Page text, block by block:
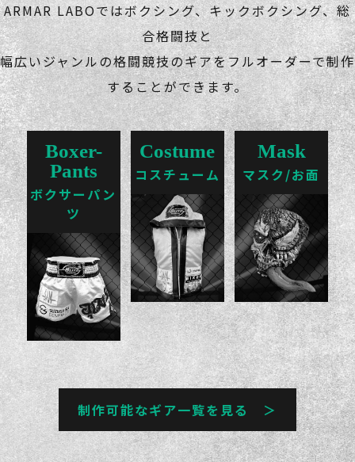
ARMAR LABOではボクシング、キックボクシング、総
合格闘技と
幅広いジャンルの格闘競技のギアをフルオーダーで制作
することができます。
Boxer-
Pants
ボクサーパン
ツ
Costume
コスチューム
Mask
マスク/お面
制作可能なギア一覧を見る ＞